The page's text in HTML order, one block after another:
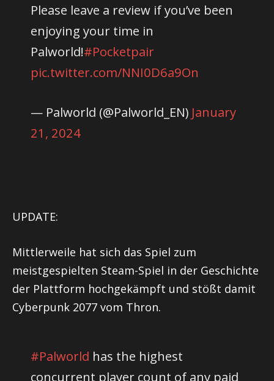
Please leave a review if you’ve been
enjoying your time in
Palworld!#Pocketpair
pic.twitter.com/NNI0D6a9On
— Palworld (@Palworld_EN) January
21, 2024
UPDATE:
Mittlerweile hat sich das Spiel zum
meistgespielten Steam-Spiel in der Geschichte
der Plattform hochgekämpft und stößt damit
Cyberpunk 2077 vom Thron.
#Palworld has the highest
concurrent player count of any paid